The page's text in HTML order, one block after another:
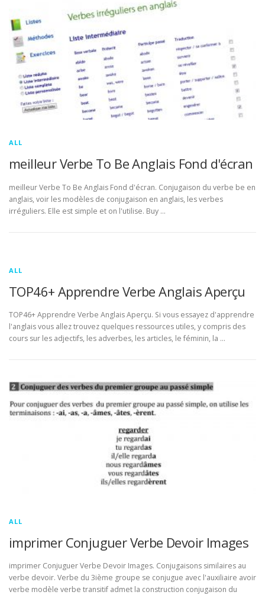
ALL
meilleur Verbe To Be Anglais Fond d'écran
meilleur Verbe To Be Anglais Fond d'écran. Conjugaison du verbe be en
anglais, voir les modèles de conjugaison en anglais, les verbes
irréguliers. Elle est simple et on l'utilise. Buy …
ALL
TOP46+ Apprendre Verbe Anglais Aperçu
TOP46+ Apprendre Verbe Anglais Aperçu. Si vous essayez d'apprendre
l'anglais vous allez trouvez quelques ressources utiles, y compris des
cours sur les adjectifs, les adverbes, les articles, le féminin, la …
ALL
imprimer Conjuguer Verbe Devoir Images
imprimer Conjuguer Verbe Devoir Images. Conjugaisons similaires au
verbe devoir. Verbe du 3ième groupe se conjugue avec l'auxiliaire avoir
verbe modèle verbe transitif admet la construction conjugaison du